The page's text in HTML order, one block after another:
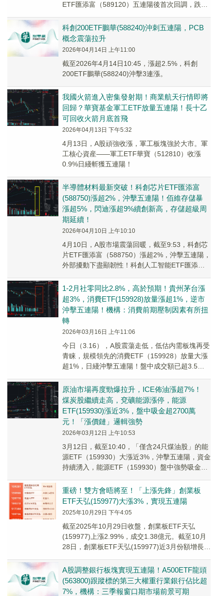
ETF匯添富（589120）五連陽後首次回調，跌
科創200ETF鵬華(588240)沖刺五連陽，PCB
概念震蕩拉升
2026年04月14日 上午11:00
截至2026年4月14日10:45，漲超2.5%，科創
200ETF鵬華(588240)沖擊3連漲。
我國火箭進入密集發射期！商業航天行情即將
回歸？華寶基金軍工ETF放量五連陽！長十乙
可回收火箭月底首飛
2026年04月13日 下午5:32
4月13日，A股頑強收漲，軍工板塊強於大市。軍
工核心資産——軍工ETF華寶（512810）收漲
0.9%日綫斬獲五連陽！
半導體材料最新突破！科創芯片ETF匯添富
(588750)漲超2%，沖擊五連陽！佰維存儲暴
漲超5%，閃迪漲超9%續創新高，存儲超級周
期延續！
2026年04月10日 上午10:10
4月10日，A股市場震蕩回暖，截至9:53，科創芯
片ETF匯添富（588750）漲超2%，沖擊五連陽，
外部擾動下盡顯韌性！科創人工智能ETF匯添富
1-2月社零同比2.8%，高於預期！貴州茅台漲
超3%，消費ETF(159928)放量漲超1%，逆市
沖擊五連陽！機構：消費前期壓制因素有所扭
轉
2026年03月16日 上午11:06
今日（3.16），A股震蕩走低，低估内需板塊再受
青睐，規模領先的消費ETF（159928）放量大漲
超1%，日綫沖擊五連陽！盤中成交額已超3.5億
入！
原油市場再度勁爆拉升，ICE佈油漲超7%！
煤炭股繼續走高，兗礦能源漲停，能源
ETF(159930)漲近3%，盤中吸金超2700萬
元！「漲價鏈」邏輯強勢
2026年03月12日 上午10:53
3月12日，截至10:40，「僅含24只煤油股」的能
源ETF（159930）大漲近3%，沖擊五連陽，資金
持續湧入，能源ETF（159930）盤中強勢吸金超
重磅！雙方會晤將至！「上漲先鋒」創業板
ETF天弘(159977)大漲3%，實現五連陽
2025年10月29日 下午4:05
截至2025年10月29日收盤，創業板ETF天弘
(159977)上漲2.99%，成交1.38億元。截至10月
28日，創業板ETF天弘(159977)近3月份額增長
A股調整銀行板塊實現五連陽！A500ETF龍頭
(563800)跟蹤標的第三大權重行業銀行佔比超
7%，機構：三季報窗口期市場前景可期